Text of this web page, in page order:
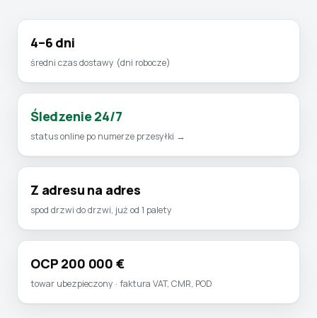
4–6 dni
średni czas dostawy (dni robocze)
Śledzenie 24/7
status online po numerze przesyłki →
Z adresu na adres
spod drzwi do drzwi, już od 1 palety
OCP 200 000 €
towar ubezpieczony · faktura VAT, CMR, POD